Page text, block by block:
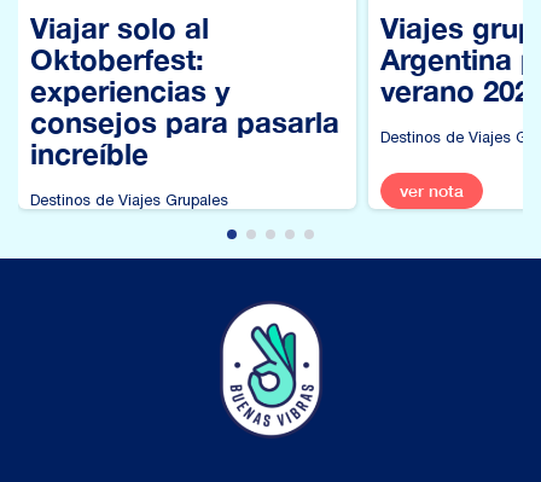
Viajar solo al
Oktoberfest:
experiencias y
consejos para pasarla
increíble
Destinos de Viajes Grupales
Viajes
Argentina
verano
Destinos de Viajes
ver nota